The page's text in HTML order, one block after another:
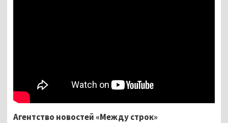
Агентство новостей «Между строк»